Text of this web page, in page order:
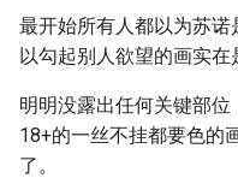
最开始所有人都以为苏
以勾起别人欲望的画实在
明明没露出任何关键部
18+的一丝不挂都要色的
了。